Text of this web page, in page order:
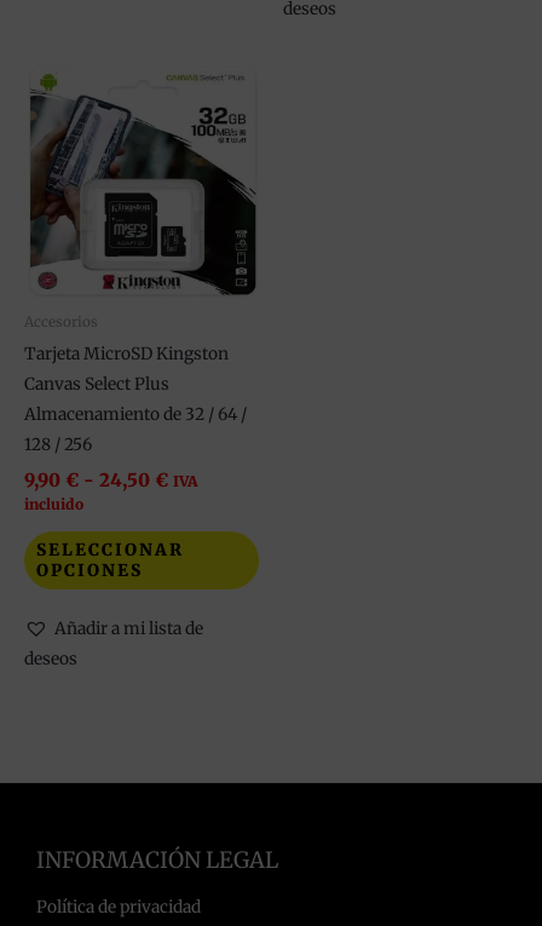
deseos
Accesorios
Tarjeta MicroSD Kingston
Canvas Select Plus
Almacenamiento de 32 / 64 /
128 / 256
9,90 € - 24,50 €
Rango
precios:
desde
9,90 €
hasta
IVA
incluido
SELECCIONAR
OPCIONES
Añadir a mi lista de
deseos
INFORMACIÓN LEGAL
Política de privacidad